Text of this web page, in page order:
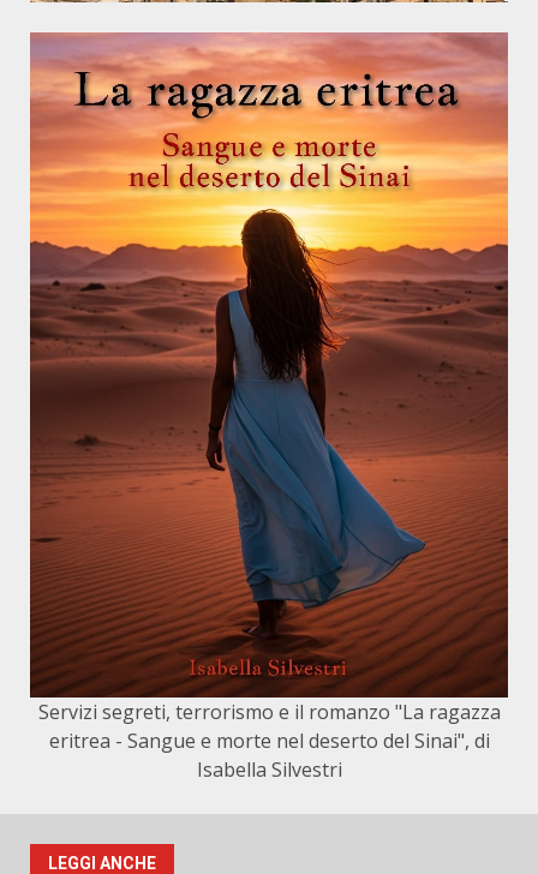
Servizi segreti, terrorismo e il romanzo "La ragazza
eritrea - Sangue e morte nel deserto del Sinai", di
Isabella Silvestri
LEGGI ANCHE